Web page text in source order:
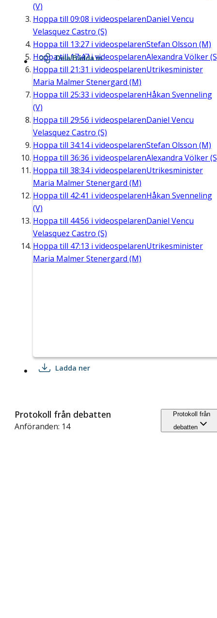
(V)
Hoppa till 09:08 i videospelarenDaniel Vencu
Velasquez Castro (S)
Hoppa till 13:27 i videospelarenStefan Olsson (M)
Hoppa till17:47i videospelarenAlexandra Völker
Hoppa till 21:31 i videospelarenUtrikesminister
Maria Malmer Stenergard (M)
Hoppa till 25:33 i videospelarenHåkan Svenneling
(V)
Hoppa till 29:56 i videospelarenDaniel Vencu
Velasquez Castro (S)
Hoppa till 34:14i videospelarenStefan Olsson (M)
Hoppa till 36:36 i videospelarenAlexandra Völker
Hoppa till 38:34i videospelarenUtrikesminister
Maria Malmer Stenergard (M)
Hoppa till 42:41 i videospelarenHåkan Svenneling
(V)
Hoppa till 44:56 i videospelarenDaniel Vencu
Velasquez Castro (S)
Hoppa till 47:13 i videospelarenUtrikesminister
Maria Malmer Stenergard (M)
Dela/Bädda in
Ladda ner
Protokoll från debatten
Anföranden: 14
Protokoll från
debatten